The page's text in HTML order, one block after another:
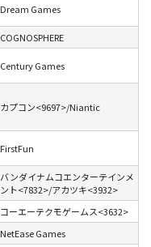
Dream Games
COGNOSPHERE
Century Games
カプコン<9697>/Niantic
FirstFun
バンダイナムコエンターテインメ
ント<7832>/アカツキ<3932>
コーエーテクモゲームス<3632>
NetEase Games